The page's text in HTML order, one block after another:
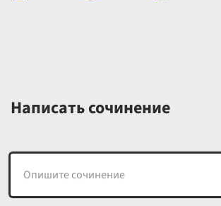
Написать сочинение